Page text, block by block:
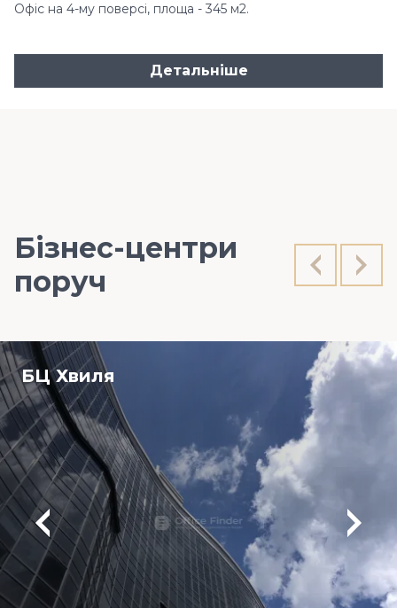
Офіс на 4-му поверсі, площа - 345 м2.
Детальніше
Бізнес-центри
поруч
БЦ Хвиля